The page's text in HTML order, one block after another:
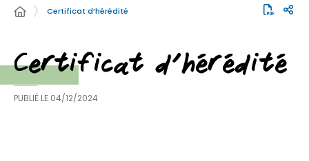
Certificat d’hérédité
Certificat d’hérédité
PUBLIÉ LE 04/12/2024